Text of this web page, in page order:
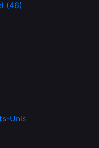
(46)
Unis